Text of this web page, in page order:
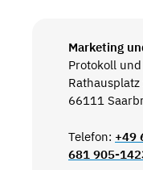
Marketing
Protokoll
Rathausplatz
66111
Telefon: +49
681 905-